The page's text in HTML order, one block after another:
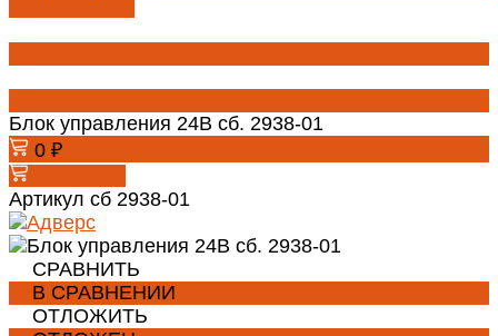
Блок управления 24В сб. 2938-01
0 ₽
Артикул сб 2938-01
СРАВНИТЬ
В СРАВНЕНИИ
ОТЛОЖИТЬ